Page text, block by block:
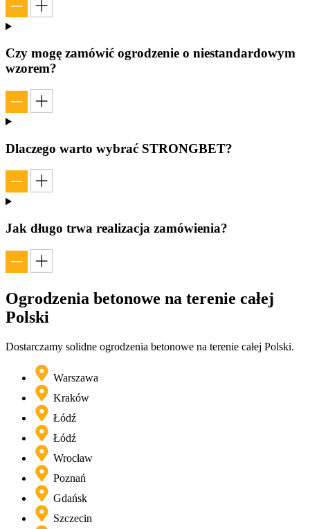
Czy mogę zamówić ogrodzenie o niestandardowym
wzorem?
Dlaczego warto wybrać STRONGBET?
Jak długo trwa realizacja zamówienia?
Ogrodzenia betonowe na terenie całej
Polski
Dostarczamy solidne ogrodzenia betonowe na terenie całej Polski.
Warszawa
Kraków
Łódź
Łódź
Wrocław
Poznań
Gdańsk
Szczecin